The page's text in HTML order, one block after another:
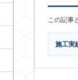
この記事
施工実